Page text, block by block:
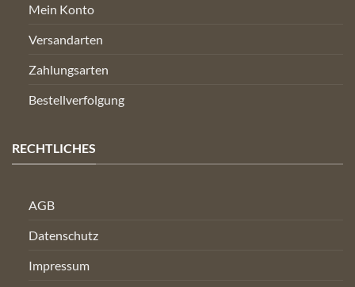
Mein Konto
Versandarten
Zahlungsarten
Bestellverfolgung
RECHTLICHES
AGB
Datenschutz
Impressum